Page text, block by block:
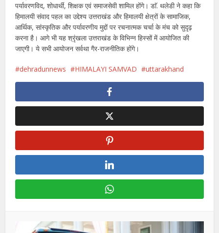
पर्यावरणविद, शोधार्थी, शिक्षक एवं समाजसेवी शामिल होंगे। डाॅ. थलेडी ने कहा कि
हिमालयी संवाद पहल का उद्देश्य उत्तराखंड और हिमालयी क्षेत्रों के सामाजिक,
आर्थिक, सांस्कृतिक और पर्यावरणीय मुद्दों पर रचनात्मक चर्चा के मंच को सुदृढ़
करना है। आगे भी यह श्रृंखला उत्तराखंड के विभिन्न हिस्सों में आयोजित की
जाएगी। ये सभी आयोजन सर्वथा गैर-राजनीतिक होंगे।
dehradunnews HIMALAYI SAMVAD uttarakhand